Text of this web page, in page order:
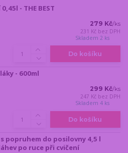
- THE BEST
279 Kč/ks
231 Kč bez DPH
Skladem 2 ks
Do košíku
- 600ml
299 Kč/ks
247 Kč bez DPH
Skladem 4 ks
Do košíku
popruhem do posilovny 4,5 l
po ruce při cvičení